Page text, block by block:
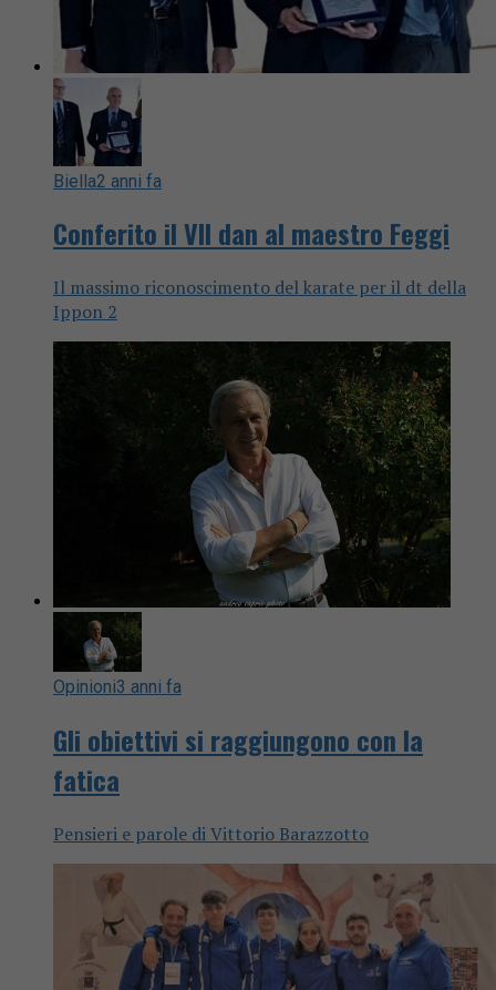
Biella2 anni fa
Conferito il VII dan al maestro Feggi
Il massimo riconoscimento del karate per il dt della
Ippon 2
Opinioni3 anni fa
Gli obiettivi si raggiungono con la
fatica
Pensieri e parole di Vittorio Barazzotto